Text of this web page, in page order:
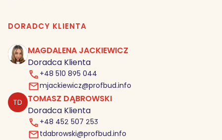
DORADCY KLIENTA
MJ MAGDALENA JACKIEWICZ
Doradca Klienta
+48 510 895 044
mjackiewicz@profbud.info
TD
TOMASZ DĄBROWSKI
Doradca Klienta
+48 452 507 253
tdabrowski@profbud.info